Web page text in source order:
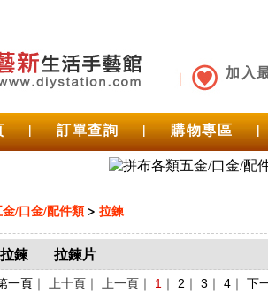
加入
| 訂單查詢 | 購物專區 |
/口金/配件類 > 拉鍊
鍊 拉鍊片
一頁 ｜ 上十頁｜ 上一頁｜ 1 ｜ 2 ｜ 3 ｜ 4 ｜ 下